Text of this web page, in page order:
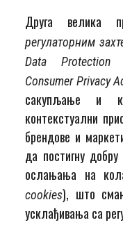
Друга велика
регулаторним
Data Protection
Consumer Privacy
сакупљање и
контекстуални
брендове и
да постигну
ослањања на
cookies), што
усклађивања са